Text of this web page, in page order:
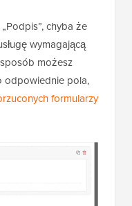
chyba że
wymagającą
możesz
odpowiednie pola,
formularzy